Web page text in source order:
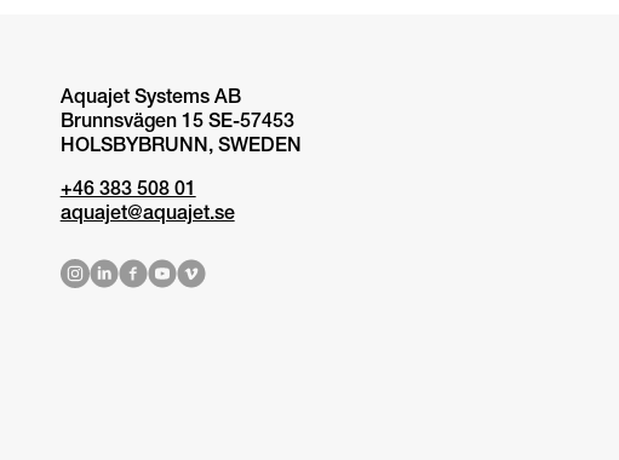
Aquajet Systems AB
Brunnsvägen 15 SE-57453
HOLSBYBRUNN, SWEDEN
+46 383 508 01
aquajet@aquajet.se